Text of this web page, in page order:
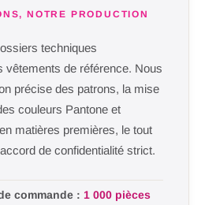
NOTRE PRODUCTION
techniques
vêtements de référence. Nous
précise des patrons, la mise
couleurs Pantone et
matières premières, le tout
de confidentialité strict.
commande : 1 000 pièces